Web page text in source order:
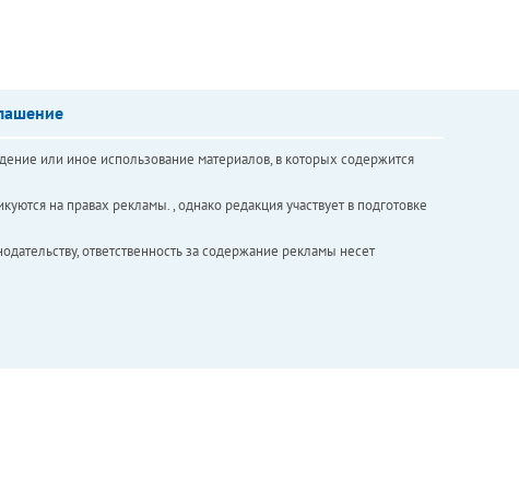
или иное использование материалов, в которых содержится
на правах рекламы. , однако редакция участвует в подготовке
ответственность за содержание рекламы несет